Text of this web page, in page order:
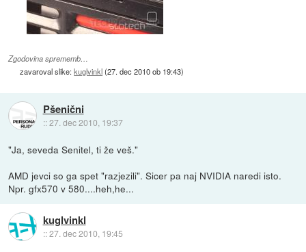
Zgodovina sprememb…
zavaroval slike:kuglvinkl(27. dec 2010 ob 19:43)
Pšenični
::27. dec 2010, 19:37
"Ja, seveda Senitel, ti že veš."
AMD jevci so ga spet "razjezili". Sicer pa naj NVIDIA naredi isto.
Npr. gfx570 v 580....heh,he...
kuglvinkl
::27. dec 2010, 19:45